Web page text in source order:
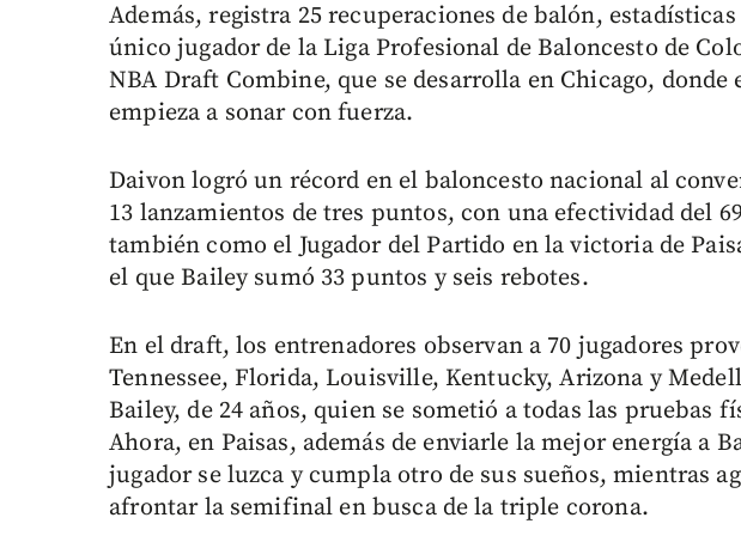
Además, registra 25 recuperaciones de balón,
único jugador de la Liga Profesional de Baloncesto de
NBA Draft Combine, que se desarrolla en Chicago, donde
empieza a sonar con fuerza.
Daivon logró un récord en el baloncesto nacional al
13 lanzamientos de tres puntos, con una efectividad del
también como el Jugador del Partido en la victoria de
el que Bailey sumó 33 puntos y seis rebotes.
En el draft, los entrenadores observan a 70 jugadores
Tennessee, Florida, Louisville, Kentucky, Arizona y
Bailey, de 24 años, quien se sometió a todas las pruebas
Ahora, en Paisas, además de enviarle la mejor energía a
jugador se luzca y cumpla otro de sus sueños, mientras
afrontar la semifinal en busca de la triple corona.